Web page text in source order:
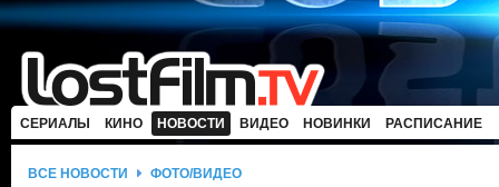
СЕРИАЛЫ КИНО НОВОСТИ ВИДЕО НОВИНКИ РАСПИСАНИЕ
ВСЕ НОВОСТИ ФОТО/ВИДЕО